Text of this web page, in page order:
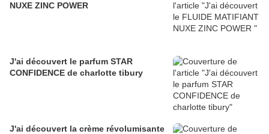
NUXE ZINC POWER
J'ai découvert le parfum STAR
CONFIDENCE de charlotte tibury
J'ai découvert la crème révolumisante